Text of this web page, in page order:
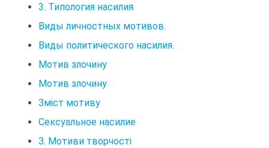
3. Типология насилия
Виды личностных мотивов.
Виды политического насилия.
Мотив злочину
Мотив злочину
Зміст мотиву
Сексуальное насилие
З. Мотиви творчості